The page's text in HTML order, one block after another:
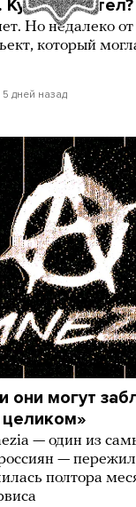
он летел?
Но недалеко от
который
5 дней назад
они могут
— один из
—
полтора